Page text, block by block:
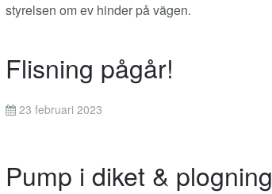
styrelsen om ev hinder på vägen.
Flisning pågår!
23 februari 2023
Pump i diket & plogning